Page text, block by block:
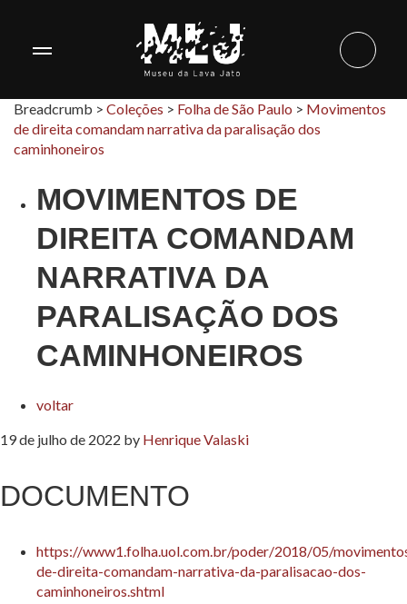
Breadcrumb > Coleções > Folha de São Paulo > Movimentos
de direita comandam narrativa da paralisação dos
caminhoneiros
MOVIMENTOS DE
DIREITA COMANDAM
NARRATIVA DA
PARALISAÇÃO DOS
CAMINHONEIROS
voltar
19 de julho de 2022 by Henrique Valaski
DOCUMENTO
https://www1.folha.uol.com.br/poder/2018/05/
de-direita-comandam-narrativa-da-paralisacao-dos-
caminhoneiros.shtml